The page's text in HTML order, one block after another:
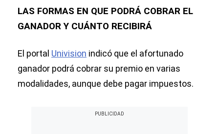
LAS FORMAS EN QUE PODRÁ COBRAR EL
GANADOR Y CUÁNTO RECIBIRÁ
El portal Univision indicó que el afortunado
ganador podrá cobrar su premio en varias
modalidades, aunque debe pagar impuestos.